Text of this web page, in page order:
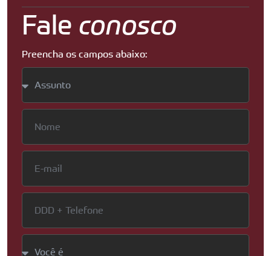
Fale conosco
Preencha os campos abaixo: